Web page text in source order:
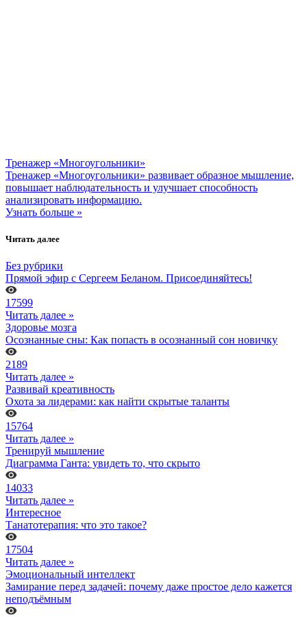
Тренажер «Многоугольники»
Тренажер «Многоугольники» развивает образное мышление,
повышает наблюдательность и улучшает способность
анализировать информацию.
Узнать больше »
Читать далее
Без рубрики
Прямой эфир с Сергеем Беланом. Присоединяйтесь!
17599
Читать далее »
Здоровье мозга
Осознанные сны: Как попасть в осознанный сон новичку
2189
Читать далее »
Развивай креативность
Охота за лидерами: как найти скрытые таланты
15764
Читать далее »
Тренируй мышление
Диаграмма Ганта: увидеть то, что скрыто
14033
Читать далее »
Интересное
Танатотерапия: что это такое?
17504
Читать далее »
Эмоциональный интеллект
Замирание перед задачей: почему даже простое дело кажется
неподъёмным